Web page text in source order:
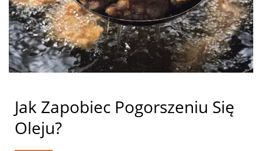
Jak Zapobiec Pogorszeniu Się
Oleju?